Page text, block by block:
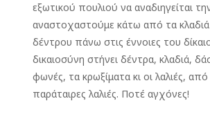
εξωτικού πουλιού να αναδιηγείται
αναστοχαστούμε κάτω από τα
δέντρου πάνω στις έννοιες του
δικαιοσύνη στήνει δέντρα, κλαδιά,
φωνές, τα κρωξίματα κι οι λαλιές,
παράταιρες λαλιές. Ποτέ αγχόνες!